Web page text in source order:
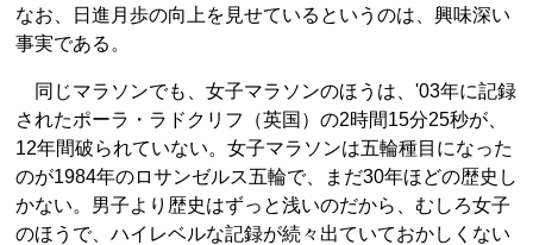
なお、日進月歩の向上を見せているというのは、興味深い
事実である。
同じマラソンでも、女子マラソンのほうは、'03年に記録
されたポーラ・ラドクリフ（英国）の2時間15分25秒が、
12年間破られていない。女子マラソンは五輪種目になった
のが1984年のロサンゼルス五輪で、まだ30年ほどの歴史し
かない。男子より歴史はずっと浅いのだから、むしろ女子
のほうで、ハイレベルな記録が続々出ていておかしくない